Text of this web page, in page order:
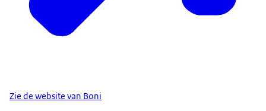
Zie de website van Boni